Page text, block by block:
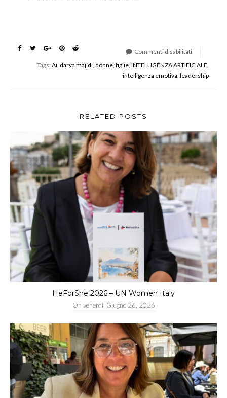
Commenti disabilitati
Milano
Tags:Ai, darya majidi, donne, figlie, INTELLIGENZA ARTIFICIALE,
intelligenza emotiva, leadership
RELATED POSTS
HeForShe 2026 – UN Women Italy
On venerdì, Giugno 26, 2026